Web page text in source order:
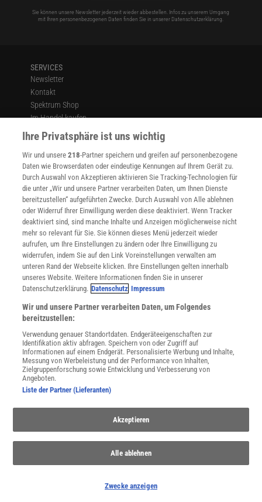
Sie können unsere Newsletter jederzeit wieder abbestellen. Infos zu unserem Umgang
mit Ihren personenbezogenen Daten finden Sie in unserer Datenschutzerklärung
SERVICES
Newsletter
Kontakt
Spektrum Shop
Im Handel kaufen
Presse
Verträge kündigen
Widerruf
INFO
Mediadaten
Datenschutz
Nutzungsbedingungen
Cookie-Einstellungen
Utiq verwalten
Nutzungsbasierte Onlinewerbung
Alle Artikel
Impressum
Angebote für Schulen
Angebote für Institutionen
Sprachen lernen mit Gymglish
Lexika
Für Spektrum schreiben
Zugänglichkeitserklärung
KielSCN
Wissenschaft in die Schulen
SciLogs
Ihre Privatsphäre ist uns wichtig
Wir und unsere218-Partner speichern und greifen auf personenbezogene
Daten wie Browserdaten oder eindeutige Kennungen auf Ihrem Gerät zu.
Durch Auswahl von Akzeptieren aktivieren Sie Tracking-Technologien für
die unter „Wir und unsere Partner verarbeiten Daten, um Ihnen Dienste
bereitzustellen“ aufgeführten Zwecke. Durch Auswahl von Alle ablehnen
oder Widerruf Ihrer Einwilligung werden diese deaktiviert. Wenn Tracker
deaktiviert sind, sind manche Inhalte und Anzeigen möglicherweise nicht
mehr so relevant für Sie. Sie können dieses Menü jederzeit wieder
aufrufen, um Ihre Einstellungen zu ändern oder Ihre Einwilligung zu
widerrufen, indem Sie auf den Link Voreinstellungen verwalten am
unteren Rand der Webseite klicken. Ihre Einstellungen gelten innerhalb
unseres Website. Weitere Informationen finden Sie in unserer
Datenschutzerklärung. Datenschutz Impressum
Wir und unsere Partner verarbeiten Daten, um Folgendes
bereitzustellen:
Verwendung genauer Standortdaten. Endgeräteeigenschaften zur
Identifikation aktiv abfragen. Speichern von oder Zugriff auf
Informationen auf einem Endgerät. Personalisierte Werbung und Inhalte,
Messung von Werbeleistung und der Performance von Inhalten,
Zielgruppenforschung sowie Entwicklung und Verbesserung von
Angeboten.
Liste der Partner (Lieferanten)
Akzeptieren
Alle ablehnen
Zwecke anzeigen